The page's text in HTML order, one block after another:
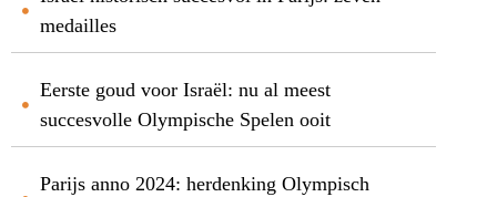
medailles
Eerste goud voor Israël: nu al meest
succesvolle Olympische Spelen ooit
Parijs anno 2024: herdenking Olympisch